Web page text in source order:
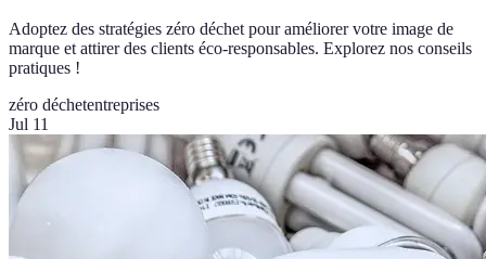
Adoptez des stratégies zéro déchet pour améliorer votre image de
marque et attirer des clients éco-responsables. Explorez nos conseils
pratiques !
zéro déchetentreprises
Jul 11